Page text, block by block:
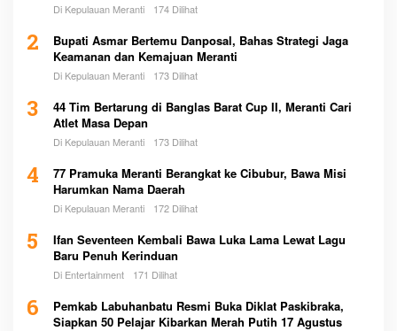
Di Kepulauan Meranti 174 Dilihat
2
Bupati Asmar Bertemu Danposal, Bahas Strategi Jaga
Keamanan dan Kemajuan Meranti
Di Kepulauan Meranti 173 Dilihat
3
44 Tim Bertarung di Banglas Barat Cup II, Meranti Cari
Atlet Masa Depan
Di Kepulauan Meranti 173 Dilihat
4
77 Pramuka Meranti Berangkat ke Cibubur, Bawa Misi
Harumkan Nama Daerah
Di Kepulauan Meranti 172 Dilihat
5
Ifan Seventeen Kembali Bawa Luka Lama Lewat Lagu
Baru Penuh Kerinduan
Di Entertainment 171 Dilihat
6
Pemkab Labuhanbatu Resmi Buka Diklat Paskibraka,
Siapkan 50 Pelajar Kibarkan Merah Putih 17 Agustus